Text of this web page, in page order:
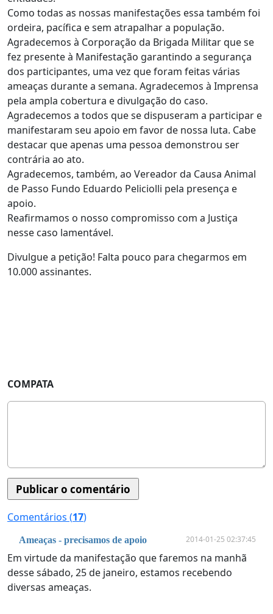
Como todas as nossas manifestações essa também foi
ordeira, pacífica e sem atrapalhar a população.
Agradecemos à Corporação da Brigada Militar que se
fez presente à Manifestação garantindo a segurança
dos participantes, uma vez que foram feitas várias
ameaças durante a semana. Agradecemos à Imprensa
pela ampla cobertura e divulgação do caso.
Agradecemos a todos que se dispuseram a participar e
manifestaram seu apoio em favor de nossa luta. Cabe
destacar que apenas uma pessoa demonstrou ser
contrária ao ato.
Agradecemos, também, ao Vereador da Causa Animal
de Passo Fundo Eduardo Peliciolli pela presença e
apoio.
Reafirmamos o nosso compromisso com a Justiça
nesse caso lamentável.
Divulgue a petição! Falta pouco para chegarmos em
10.000 assinantes.
COMPATA
Comentários (17)
Ameaças - precisamos de apoio 2014-01-25 02:37:45
Em virtude da manifestação que faremos na manhã
desse sábado, 25 de janeiro, estamos recebendo
diversas ameaças.